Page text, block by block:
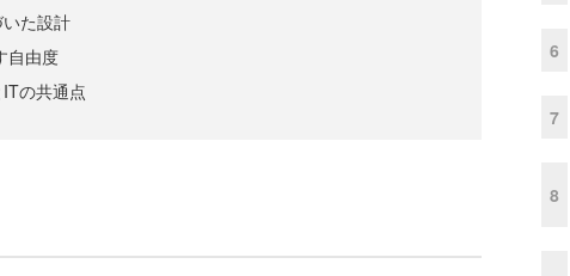
た設計
自由度
の共通点
6
7
8